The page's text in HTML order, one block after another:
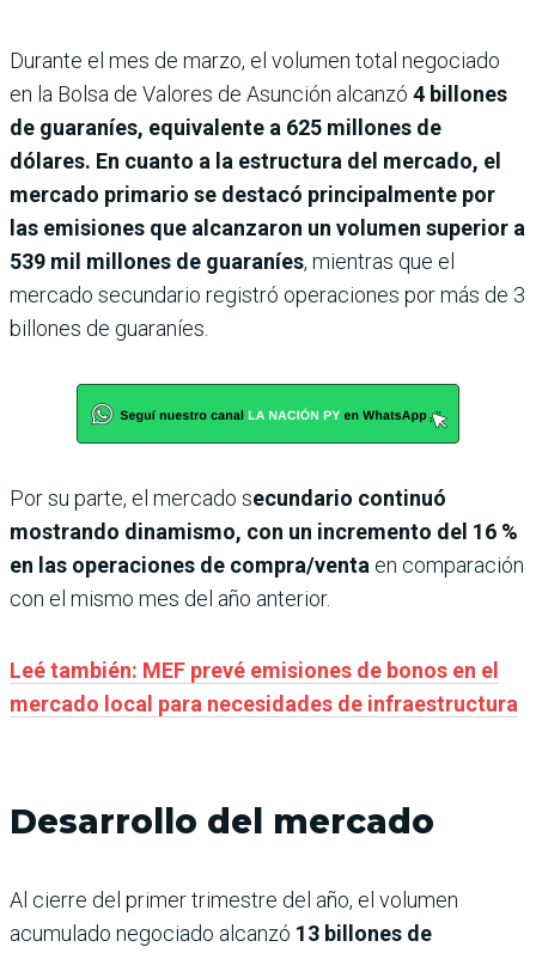
Durante el mes de marzo, el volumen total negociado
en la Bolsa de Valores de Asunción alcanzó 4 billones
de guaraníes, equivalente a 625 millones de
dólares. En cuanto a la estructura del mercado, el
mercado primario se destacó principalmente por
las emisiones que alcanzaron un volumen superior a
539 mil millones de guaraníes, mientras que el
mercado secundario registró operaciones por más de 3
billones de guaraníes.
Por su parte, el mercado secundario continuó
mostrando dinamismo, con un incremento del 16 %
en las operaciones de compra/venta en comparación
con el mismo mes del año anterior.
Leé también: MEF prevé emisiones de bonos en el
mercado local para necesidades de infraestructura
Desarrollo del mercado
Al cierre del primer trimestre del año, el volumen
acumulado negociado alcanzó 13 billones de